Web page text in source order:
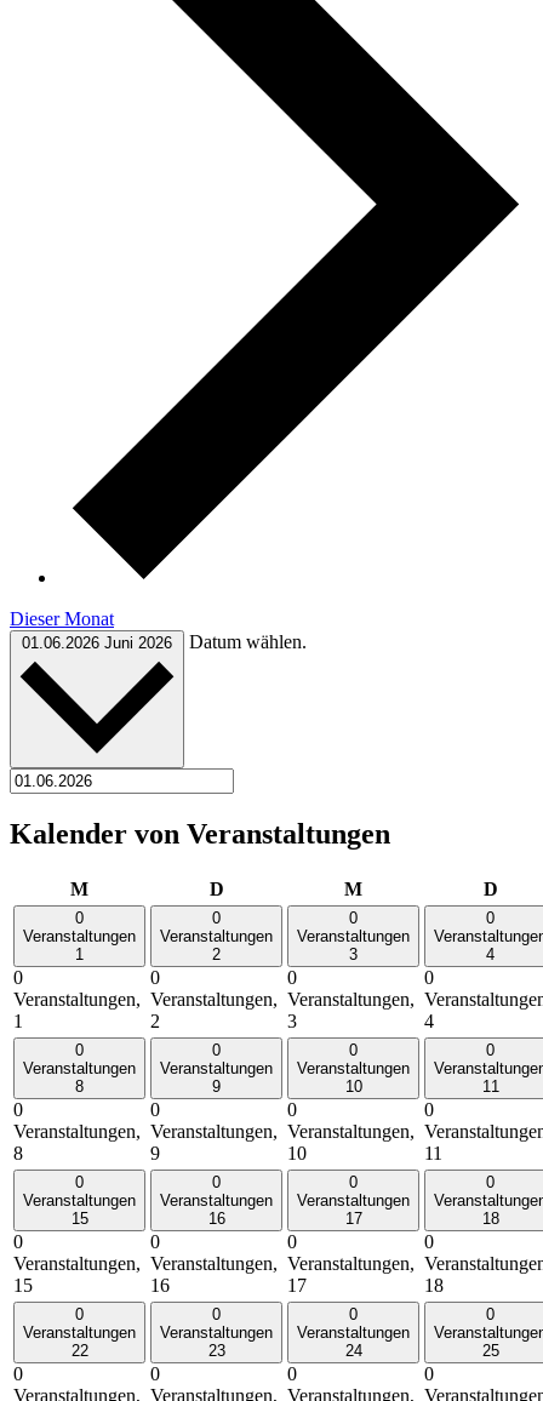
Dieser Monat
01.06.2026 Juni 2026 Datum wählen.
Kalender von Veranstaltungen
MMontag DDienstag MMittwoch D
0
Veranstaltungen
1
0
Veranstaltungen,
1
0
Veranstaltungen
2
0
Veranstaltungen,
2
0
Veranstaltungen
3
0
Veranstaltungen,
3
0
4
0
4
0
Veranstaltungen
8
0
Veranstaltungen,
8
0
Veranstaltungen
9
0
Veranstaltungen,
9
0
Veranstaltungen
10
0
Veranstaltungen,
10
0
11
0
11
0
Veranstaltungen
15
0
Veranstaltungen,
15
0
Veranstaltungen
16
0
Veranstaltungen,
16
0
Veranstaltungen
17
0
Veranstaltungen,
17
0
18
0
18
0
Veranstaltungen
22
0
Veranstaltungen,
0
Veranstaltungen
23
0
Veranstaltungen,
0
Veranstaltungen
24
0
Veranstaltungen,
0
25
0